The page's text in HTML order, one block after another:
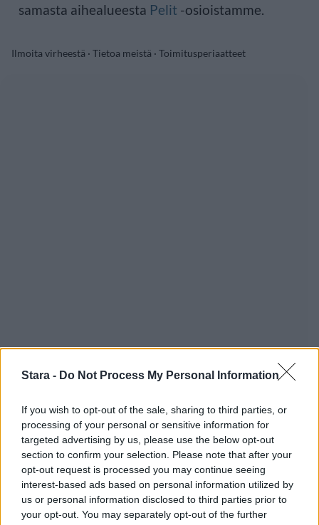
Stara - Do Not Process My Personal Information
If you wish to opt-out of the sale, sharing to third parties, or
processing of your personal or sensitive information for
targeted advertising by us, please use the below opt-out
section to confirm your selection. Please note that after your
opt-out request is processed you may continue seeing
interest-based ads based on personal information utilized by
us or personal information disclosed to third parties prior to
your opt-out. You may separately opt-out of the further
samasta aihealueesta Pelit -osioistamme.
Ilmoita virheestä · Tietoa meistä · Toimitusperiaatteet